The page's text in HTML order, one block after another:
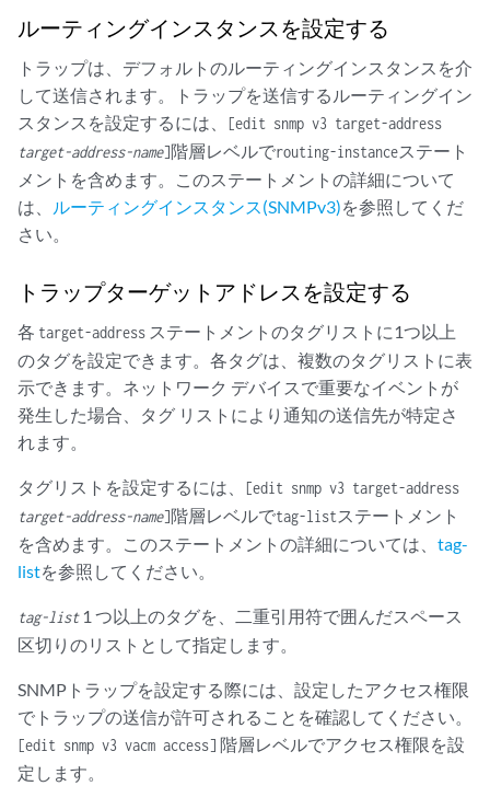
ルーティングインスタンスを設定する
トラップは、デフォルトのルーティングインスタンスを介
して送信されます。トラップを送信するルーティングイン
スタンスを設定するには、
[edit snmp v3 target-address
target-address-name]階層レベルでrouting-instanceステート
メントを含めます。このステートメントの詳細について
は、
ルーティングインスタンス(SNMPv3)を参照してくだ
さい。
トラップターゲットアドレスを設定する
各 target-address ステートメントのタグリストに1つ以上
のタグを設定できます。各タグは、複数のタグリストに表
示できます。ネットワーク デバイスで重要なイベントが
発生した場合、タグ リストにより通知の送信先が特定さ
れます。
タグリストを設定するには、
[edit snmp v3 target-address
target-address-name]階層レベルでtag-listステートメント
を含めます。このステートメントの詳細については、 tag-
listを参照してください。
tag-list1 つ以上のタグを、二重引用符で囲んだスペース
区切りのリストとして指定します。
SNMPトラップを設定する際には、設定したアクセス権限
でトラップの送信が許可されることを確認してください。
[edit snmp v3 vacm access] 階層レベルでアクセス権限を設
定します。